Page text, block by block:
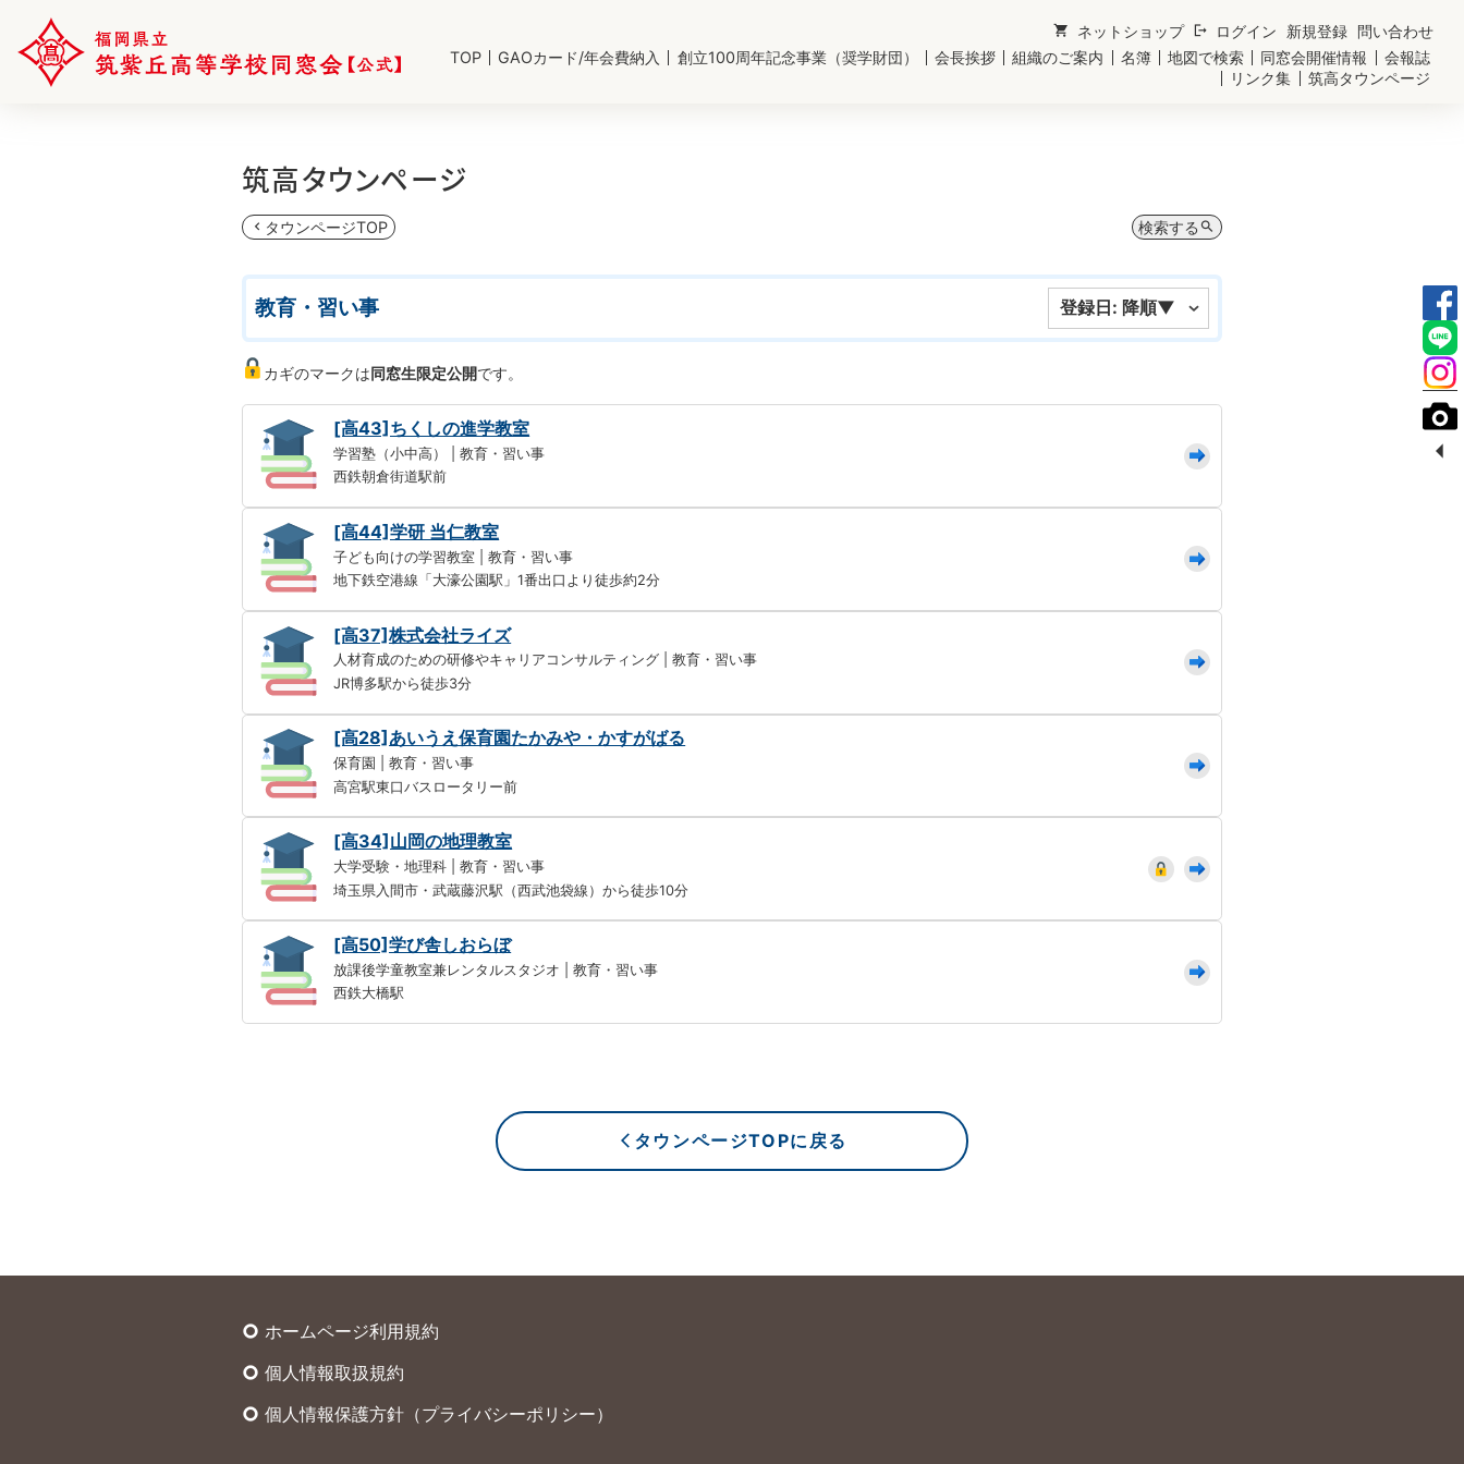
shopping_cart ネットショップ logout ログイン 新規登録 問い合わせ
TOP
GAOカード/年会費納入 創立100周年記念事業（奨学財団） 会長挨拶 組織のご案内 名簿 地図で検索 同窓会開催情報
会報誌
リンク集
筑高タウンページ
筑高タウンページ
chevron_left タウンページTOP 検索する search
教育・習い事
カギのマークは同窓生限定公開です。
[高43]ちくしの進学教室
学習塾（小中高） | 教育・習い事
西鉄朝倉街道駅前
[高44]学研 当仁教室
子ども向けの学習教室 | 教育・習い事
地下鉄空港線「大濠公園駅」1番出口より徒歩約2分
[高37]株式会社ライズ
人材育成のための研修やキャリアコンサルティング | 教育・習い事
JR博多駅から徒歩3分
[高28]あいうえ保育園たかみや・かすがばる
保育園 | 教育・習い事
高宮駅東口バスロータリー前
[高34]山岡の地理教室
大学受験・地理科 | 教育・習い事
埼玉県入間市・武蔵藤沢駅（西武池袋線）から徒歩10分
[高50]学び舎しおらぼ
放課後学童教室兼レンタルスタジオ | 教育・習い事
西鉄大橋駅
arrow_back_ios_new タウンページTOPに戻る
trip_origin ホームページ利用規約
trip_origin 個人情報取扱規約
trip_origin 個人情報保護方針（プライバシーポリシー）
arrow_left